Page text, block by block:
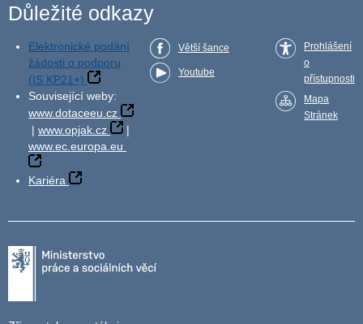
Důležité odkazy
Elektronické podání
žádosti o podporu
(IS KP21+)
Související weby:
www.dotaceeu.cz
| www.opjak.cz
|
www.ec.europa.eu
Kariéra
Větší šance
Youtube
Prohlášení
o
přístupnosti
Mapa
Stránek